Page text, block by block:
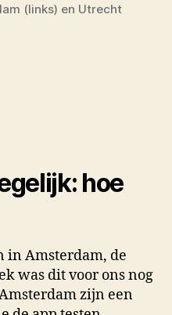
(links) en Utrecht
hoe
in Amsterdam, de
was dit voor ons nog
zijn een